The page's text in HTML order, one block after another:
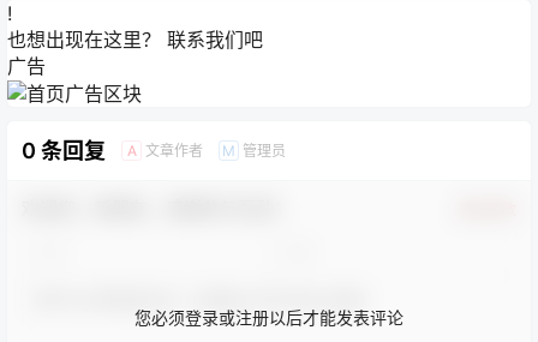
!
也想出现在这里？ 联系我们吧
广告
0 条回复 A 文章作者 M 管理员
您必须登录或注册以后才能发表评论